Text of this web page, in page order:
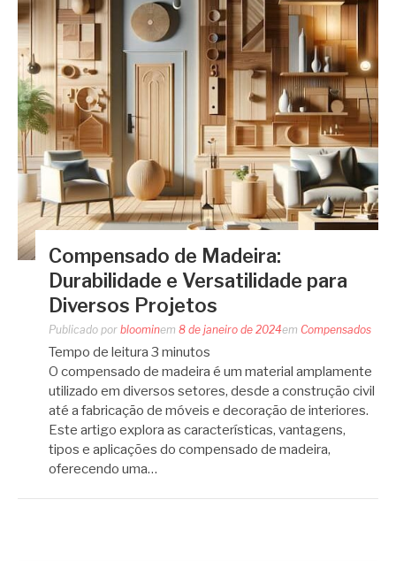
Compensado de Madeira:
Durabilidade e Versatilidade para
Diversos Projetos
Publicado por bloominem 8 de janeiro de 2024em Compensados
Tempo de leitura 3 minutos
O compensado de madeira é um material amplamente
utilizado em diversos setores, desde a construção civil
até a fabricação de móveis e decoração de interiores.
Este artigo explora as características, vantagens,
tipos e aplicações do compensado de madeira,
oferecendo uma…